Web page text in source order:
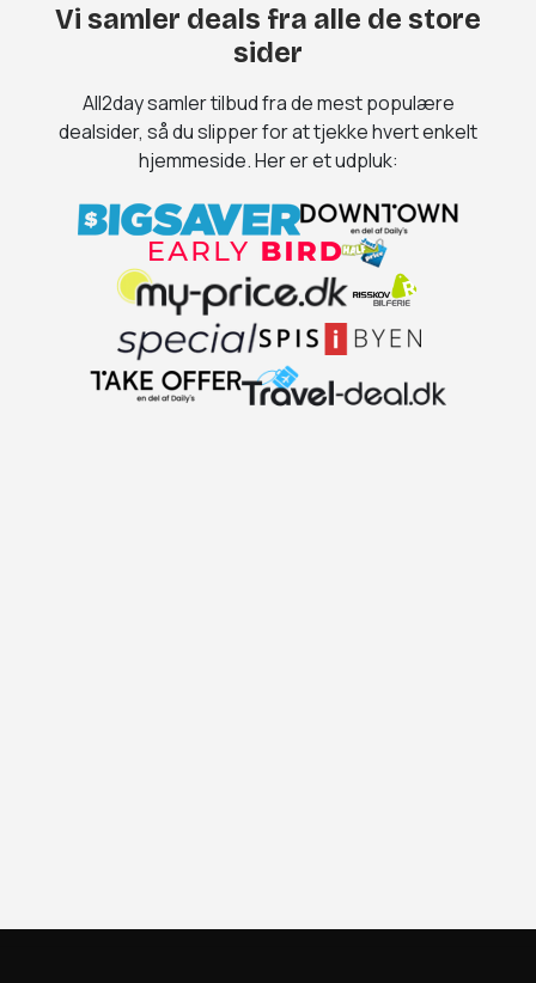
Vi samler deals fra alle de store
sider
All2day samler tilbud fra de mest populære
dealsider, så du slipper for at tjekke hvert enkelt
hjemmeside. Her er et udpluk: